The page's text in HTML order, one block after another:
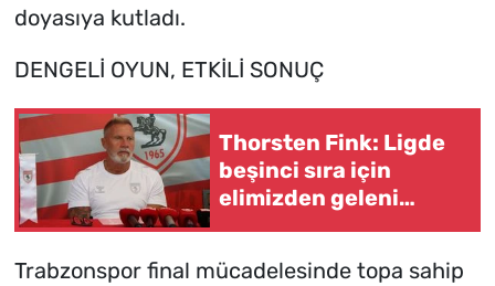
doyasıya kutladı.
DENGELİ OYUN, ETKİLİ SONUÇ
Thorsten Fink: Ligde
beşinci sıra için
elimizden geleni
yapacağız
Trabzonspor final mücadelesinde topa sahip